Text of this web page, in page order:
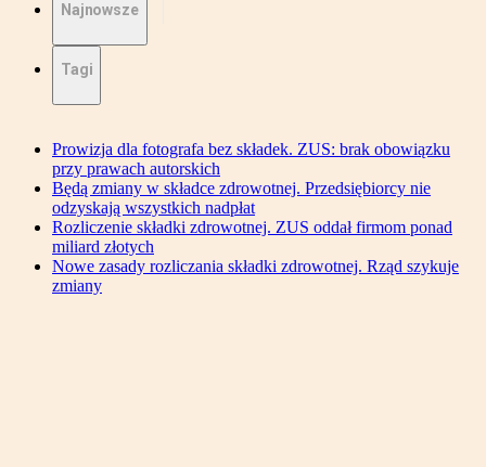
Najnowsze
Tagi
Prowizja dla fotografa bez składek. ZUS: brak obowiązku
przy prawach autorskich
Będą zmiany w składce zdrowotnej. Przedsiębiorcy nie
odzyskają wszystkich nadpłat
Rozliczenie składki zdrowotnej. ZUS oddał firmom ponad
miliard złotych
Nowe zasady rozliczania składki zdrowotnej. Rząd szykuje
zmiany